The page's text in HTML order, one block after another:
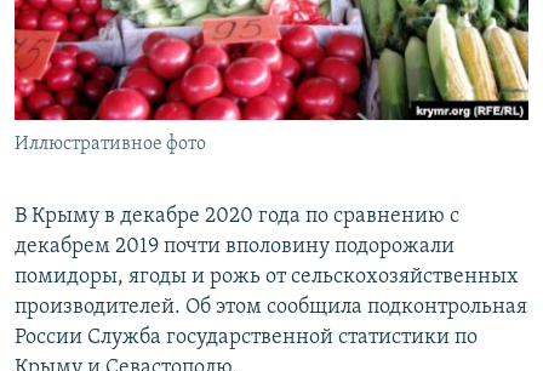
ПОБЕДИТЕЛЕЙ НЕ СУДЯТ?
КРЫМ.НЕПОКОРЕННЫЙ
ELIFBE
УКРАИНСКАЯ ПРОБЛЕМА КРЫМА
ПРИСОЕДИНЯЙТЕСЬ!
Иллюстративное фото
В Крыму в декабре 2020 года по сравнению с
декабрем 2019 почти вполовину подорожали
помидоры, ягоды и рожь от сельскохозяйственных
производителей. Об этом сообщила подконтрольная
России Служба государственной статистики по